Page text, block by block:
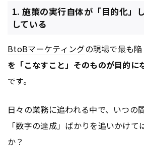
1. 施策の実行自体が「目的化」
している
BtoBマーケティングの現場で最も
を「こなすこと」そのものが目的に
です。
日々の業務に追われる中で、いつの
「数字の達成」ばかりを追いかけて
か？